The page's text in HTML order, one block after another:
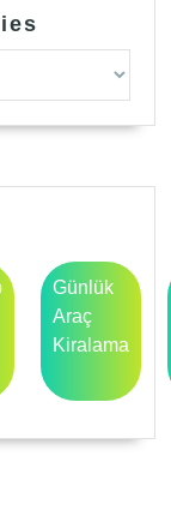
Günlük
Araç
Kiralama